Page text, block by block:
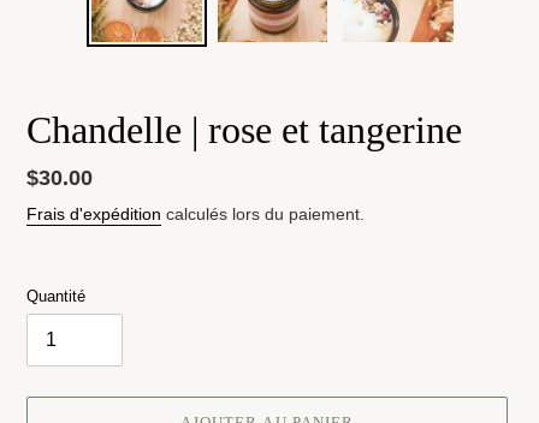
Chandelle | rose et tangerine
Prix
normal
$30.00
Frais d'expédition calculés lors du paiement.
Quantité